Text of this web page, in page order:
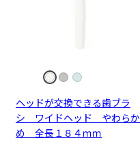
ヘッドが交換できる歯ブラ
シ ワイドヘッド やわらか
め 全長１８４ｍｍ